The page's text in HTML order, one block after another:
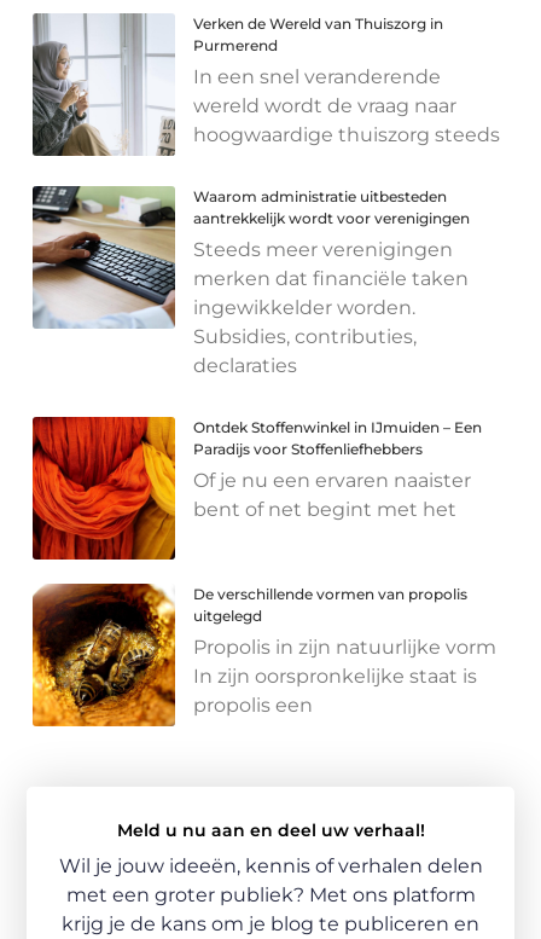
Verken de Wereld van Thuiszorg in
Purmerend
In een snel veranderende
wereld wordt de vraag naar
hoogwaardige thuiszorg steeds
Waarom administratie uitbesteden
aantrekkelijk wordt voor verenigingen
Steeds meer verenigingen
merken dat financiële taken
ingewikkelder worden.
Subsidies, contributies,
declaraties
Ontdek Stoffenwinkel in IJmuiden – Een
Paradijs voor Stoffenliefhebbers
Of je nu een ervaren naaister
bent of net begint met het
De verschillende vormen van propolis
uitgelegd
Propolis in zijn natuurlijke vorm
In zijn oorspronkelijke staat is
propolis een
Meld u nu aan en deel uw verhaal!
Wil je jouw ideeën, kennis of verhalen delen
met een groter publiek? Met ons platform
krijg je de kans om je blog te publiceren en